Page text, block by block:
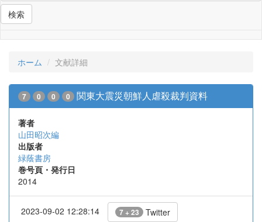
検索
ホーム 文献詳細
7 0 0 0 関東大震災朝鮮人虐殺裁判資料
著者
山田昭次編
出版者
緑蔭書房
巻号頁・発行日
2014
2023-09-02 12:28:14 7 + 23 Twitter